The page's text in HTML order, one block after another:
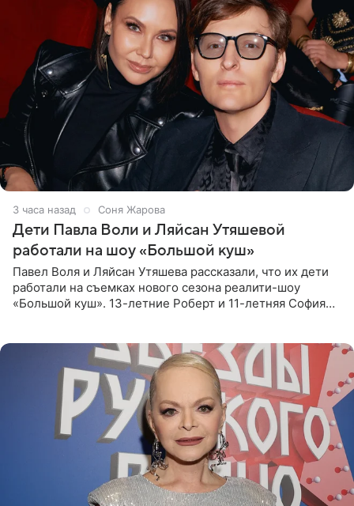
3 часа назад Соня Жарова
Дети Павла Воли и Ляйсан Утяшевой
работали на шоу «Большой куш»
Павел Воля и Ляйсан Утяшева рассказали, что их дети
работали на съемках нового сезона реалити-шоу
«Большой куш». 13-летние Роберт и 11-летняя София